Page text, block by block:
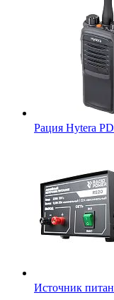
Рация Hytera
Источник